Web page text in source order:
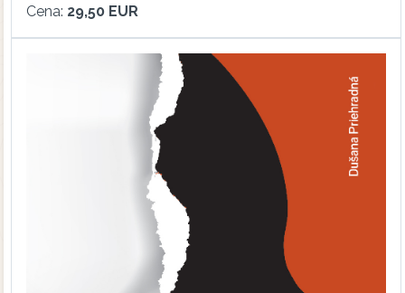
Cena: 29,50 EUR